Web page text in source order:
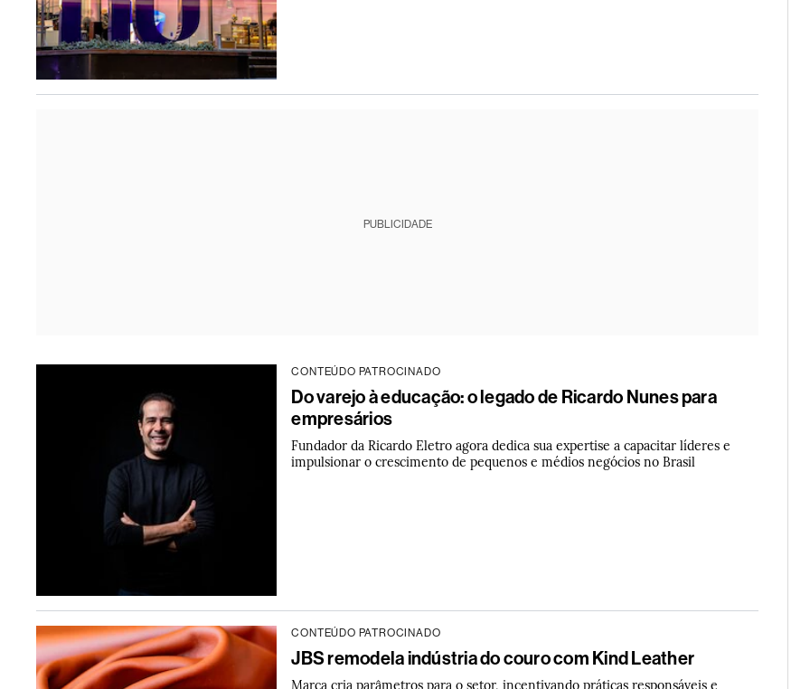
PUBLICIDADE
CONTEÚDO PATROCINADO
Do varejo à educação: o legado de Ricardo Nunes para
empresários
Fundador da Ricardo Eletro agora dedica sua expertise a capacitar líderes e
impulsionar o crescimento de pequenos e médios negócios no Brasil
CONTEÚDO PATROCINADO
JBS remodela indústria do couro com Kind Leather
Marca cria parâmetros para o setor, incentivando práticas responsáveis e